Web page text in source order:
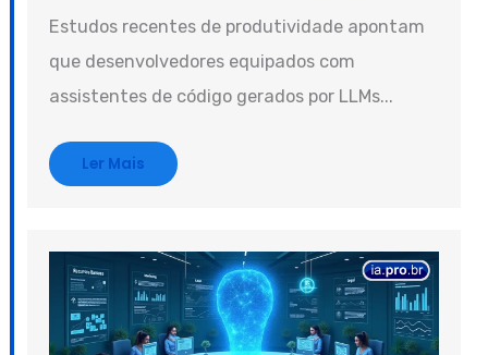
Estudos recentes de produtividade apontam
que desenvolvedores equipados com
assistentes de código gerados por LLMs...
Ler Mais